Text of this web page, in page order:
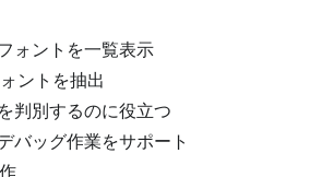
ォントを一覧表示
ントを抽出
判別するのに役立つ
バッグ作業をサポート